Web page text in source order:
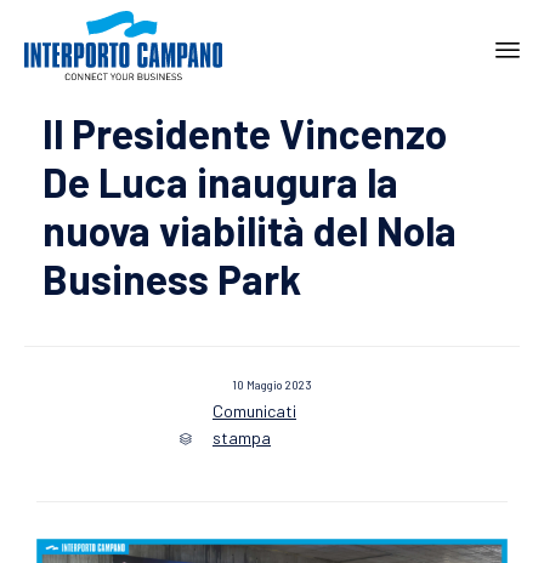
Il Presidente Vincenzo
De Luca inaugura la
nuova viabilità del Nola
Business Park
10 Maggio 2023

Category
Comunicati
stampa